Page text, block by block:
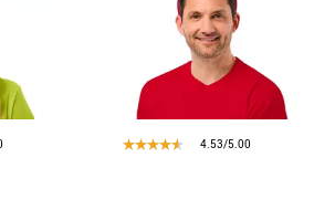
4.53/5.00